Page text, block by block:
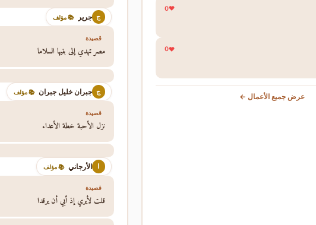
0
0
عرض جميع الأعمال ←
ج جرير 📚 مؤلف
قصيدة
مصر تهدي إلى بنيها السلاما
ج جبران خليل جبران 📚 مؤلف
قصيدة
نزل الأحبة خطة الأعداء
ا الأرجاني 📚 مؤلف
قصيدة
قلت لأيري إذ أبي أن يرقدا